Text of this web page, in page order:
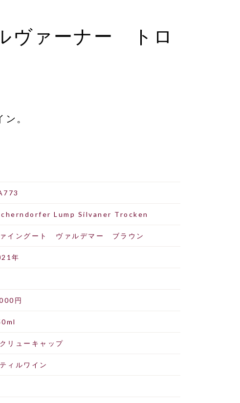
ヴァーナー トロ
。
Lump Silvaner Trocken
イングート ヴァルデマー ブラウン
年
円
リューキャップ
ィルワイン